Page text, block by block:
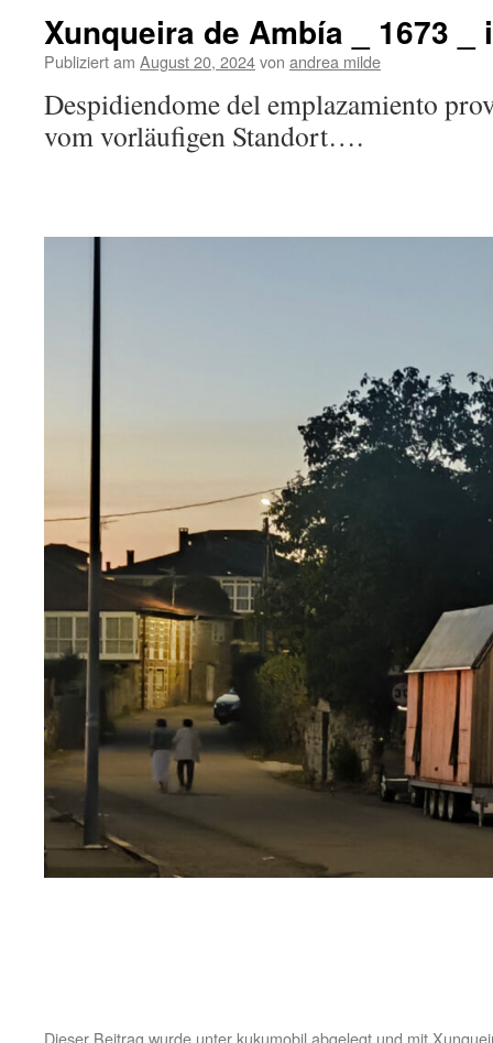
Xunqueira de Ambía _ 1673
Publiziert am August 20, 2024von andrea milde
Despidiendome del emplazamiento
vom vorläufigen Standort….
Dieser Beitrag wurde unter kukumobil abgelegt und mit